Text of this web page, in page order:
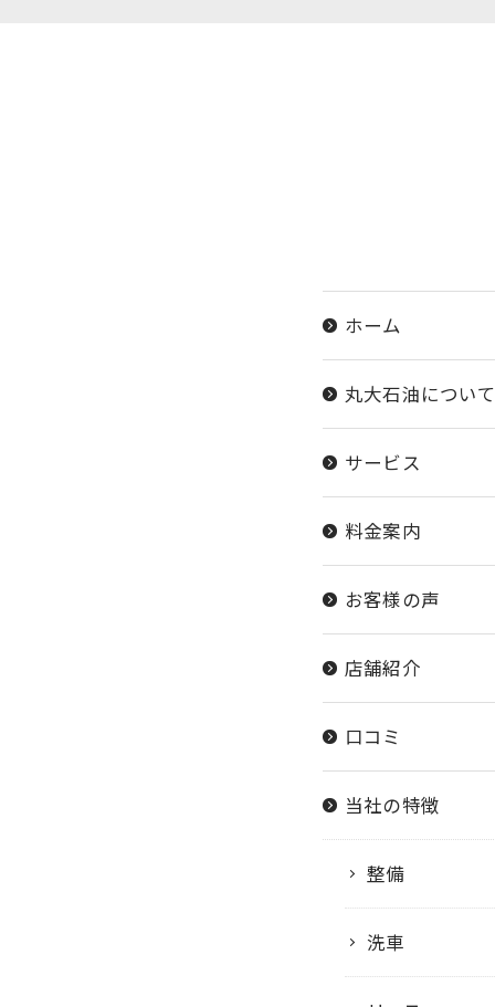
ホーム
丸大石油について
サービス
料金案内
お客様の声
店舗紹介
口コミ
当社の特徴
整備
洗車